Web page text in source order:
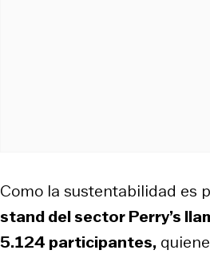
Como la sustentabilidad es
stand del sector Perry’s
5.124 participantes,